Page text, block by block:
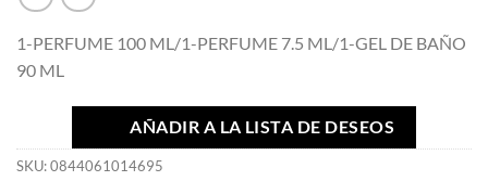
1-PERFUME 100 ML/1-PERFUME 7.5 ML/1-GEL DE BAÑO
90 ML
AÑADIR A LA LISTA DE DESEOS
SKU:0844061014695